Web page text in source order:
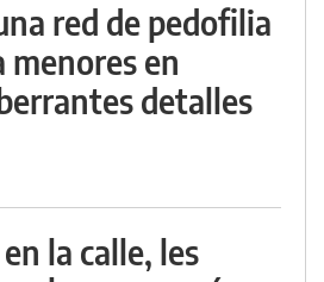
red de pedofilia
menores en
detalles
la calle, les